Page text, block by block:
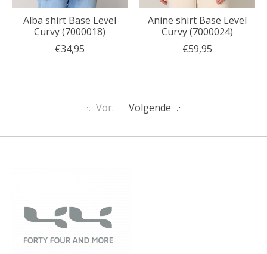
Alba shirt Base Level
Curvy (7000018)
€34,95
Anine shirt Base Level
Curvy (7000024)
€59,95
Vor. Volgende